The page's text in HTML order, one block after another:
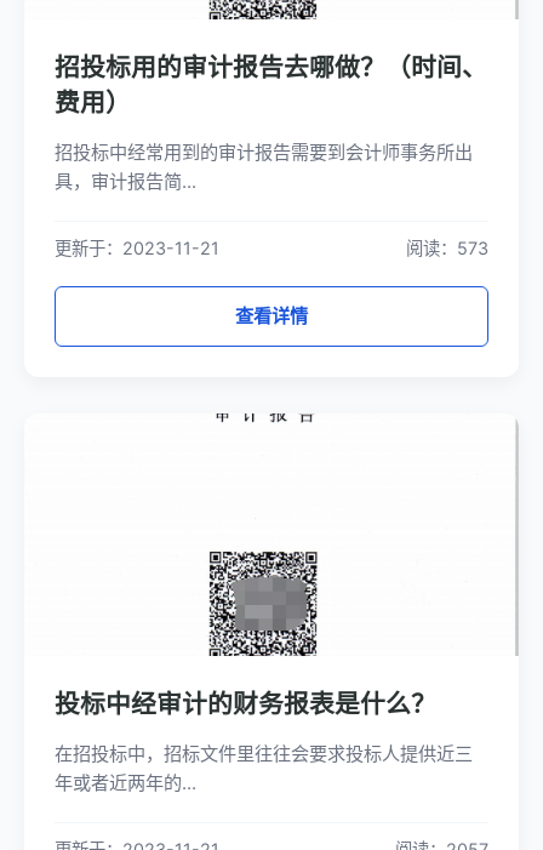
招投标用的审计报告去哪做？（时间、
费用）
招投标中经常用到的审计报告需要到会计师事务所出
具，审计报告简...
更新于：2023-11-21 阅读：573
查看详情
投标中经审计的财务报表是什么？
在招投标中，招标文件里往往会要求投标人提供近三
年或者近两年的...